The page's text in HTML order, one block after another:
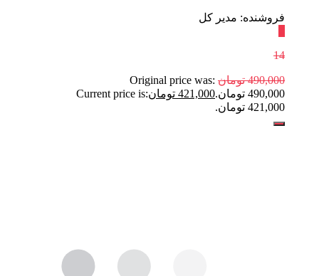
فروشنده: مدیر کل
14
490,000 تومان Original price was:
490,000 تومان.
421,000 تومانCurrent price is:
421,000 تومان.